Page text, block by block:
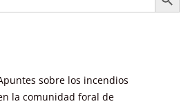
sobre los incendios
la comunidad foral de